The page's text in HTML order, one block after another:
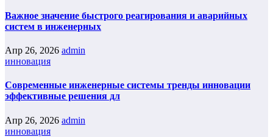
Важное значение быстрого реагирования и аварийных
систем в инженерных
Апр 26, 2026 admin
инновация
Современные инженерные системы тренды инновации
эффективные решения дл
Апр 26, 2026 admin
инновация